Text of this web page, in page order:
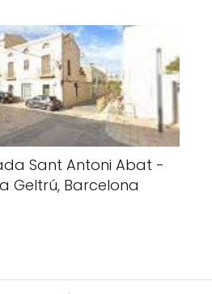
Sant Antoni Abat -
Geltrú, Barcelona